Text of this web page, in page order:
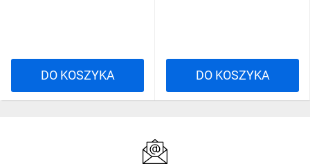
DO KOSZYKA DO KOSZYKA